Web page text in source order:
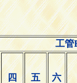
工管
四 五 六